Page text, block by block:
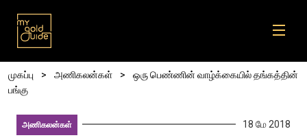
Breadcrumb
முகப்பு அணிகலன்கள்
ஒரு பெண்ணின் வாழ்க்கையில் தங்கத்தின்
பங்கு
அணிகலன்கள் 18 மே 2018